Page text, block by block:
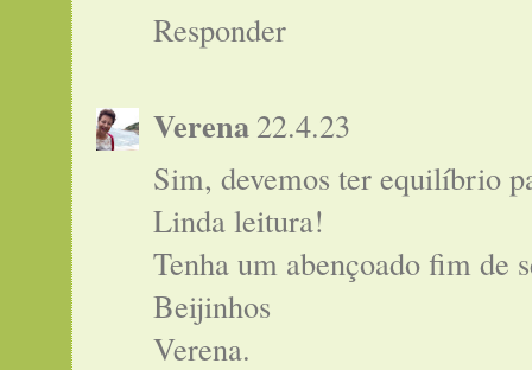
Responder
Verena 22.4.23
Sim, devemos ter equilíbrio
Linda leitura!
Tenha um abençoado fim de
Beijinhos
Verena.